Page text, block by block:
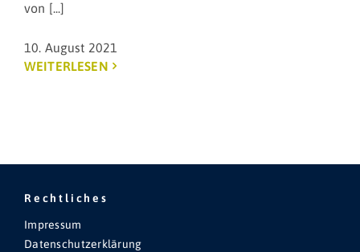
von [...]
10. August 2021
WEITERLESEN
Rechtliches
Impressum
Datenschutzerklärung